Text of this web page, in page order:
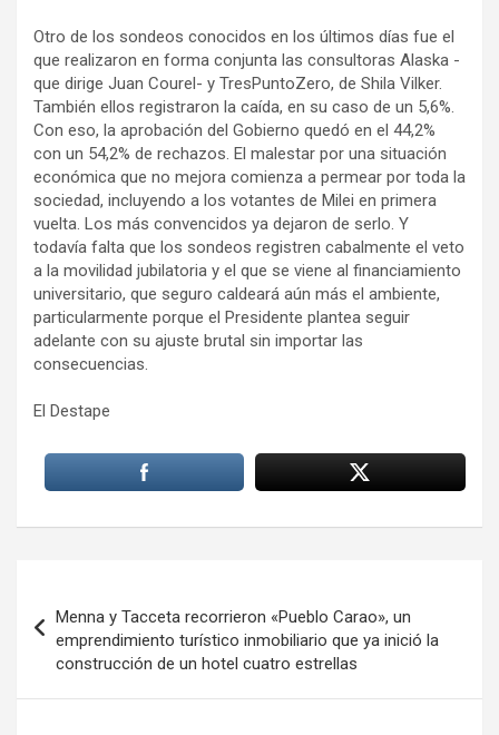
Otro de los sondeos conocidos en los últimos días fue el
que realizaron en forma conjunta las consultoras Alaska -
que dirige Juan Courel- y TresPuntoZero, de Shila Vilker.
También ellos registraron la caída, en su caso de un 5,6%.
Con eso, la aprobación del Gobierno quedó en el 44,2%
con un 54,2% de rechazos. El malestar por una situación
económica que no mejora comienza a permear por toda la
sociedad, incluyendo a los votantes de Milei en primera
vuelta. Los más convencidos ya dejaron de serlo. Y
todavía falta que los sondeos registren cabalmente el veto
a la movilidad jubilatoria y el que se viene al financiamiento
universitario, que seguro caldeará aún más el ambiente,
particularmente porque el Presidente plantea seguir
adelante con su ajuste brutal sin importar las
consecuencias.
El Destape
de
entradas
Menna y Tacceta recorrieron «Pueblo Carao», un
emprendimiento turístico inmobiliario que ya inició la
construcción de un hotel cuatro estrellas